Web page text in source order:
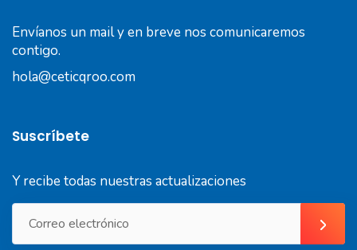
Envíanos un mail y en breve nos comunicaremos
contigo.
hola@ceticqroo.com
Suscríbete
Y recibe todas nuestras actualizaciones